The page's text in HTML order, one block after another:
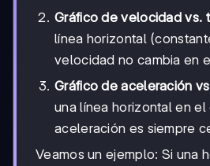
Gráfico de velocidad vs.
línea horizontal
velocidad no cambia en
Gráfico de aceleración
una línea horizontal en
aceleración es siempre
Veamos un ejemplo: Si una